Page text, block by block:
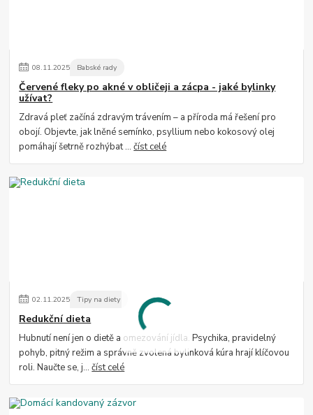
08.11.2025 Babské rady
Červené fleky po akné v obličeji a zácpa - jaké bylinky
užívat?
Zdravá pleť začíná zdravým trávením – a příroda má řešení pro
obojí. Objevte, jak lněné semínko, psyllium nebo kokosový olej
pomáhají šetrně rozhýbat ...číst celé
02.11.2025 Tipy na diety
Redukční dieta
Hubnutí není jen o dietě a omezování jídla. Psychika, pravidelný
pohyb, pitný režim a správně zvolená bylinková kúra hrají klíčovou
roli. Naučte se, j...číst celé